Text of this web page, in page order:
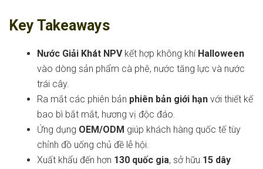
Key Takeaways
Nước Giải Khát NPVkết hợp không khí Halloween
vào dòng sản phẩm cà phê, nước tăng lực và nước
trái cây.
Ra mắt các phiên bản phiên bản giới hạn với thiết kế
bao bì bắt mắt, hương vị độc đáo.
Ứng dụng OEM/ODM giúp khách hàng quốc tế tùy
chỉnh đồ uống chủ đề lễ hội.
Xuất khẩu đến hơn 130 quốc gia, sở hữu 15 dây